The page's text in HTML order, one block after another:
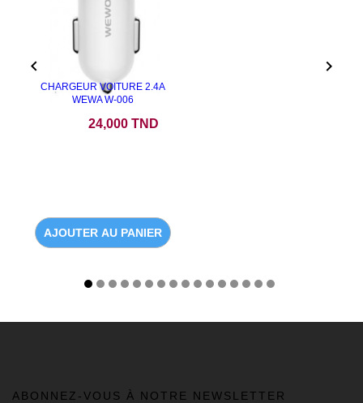
CHARGEUR VOITURE 2.4A
WEWA W-006
24,000 TND
AJOUTER AU PANIER
 
ABONNEZ-VOUS À NOTRE NEWSLETTER